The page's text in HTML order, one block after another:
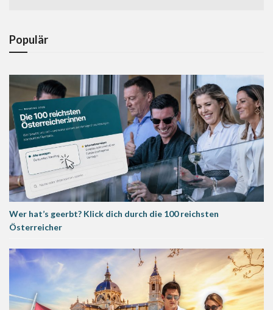
Populär
Wer hat’s geerbt? Klick dich durch die 100 reichsten
Österreicher